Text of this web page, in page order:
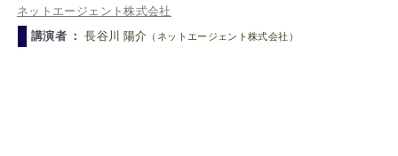
ネットエージェント株式会社
講演者 ：長谷川 陽介 （ネットエージェント株式会社）